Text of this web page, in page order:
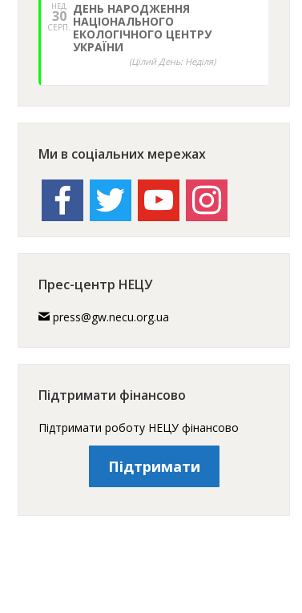
НЕД,
30
СЕРП.
ДЕНЬ НАРОДЖЕННЯ
НАЦІОНАЛЬНОГО
ЕКОЛОГІЧНОГО ЦЕНТРУ
УКРАЇНИ
(Цілий День: Неділя)
Ми в соціальних мережах
facebook twitter youtube instagram
Прес-центр НЕЦУ
press@gw.necu.org.ua
Підтримати фінансово
Підтримати роботу НЕЦУ фінансово
Підтримати